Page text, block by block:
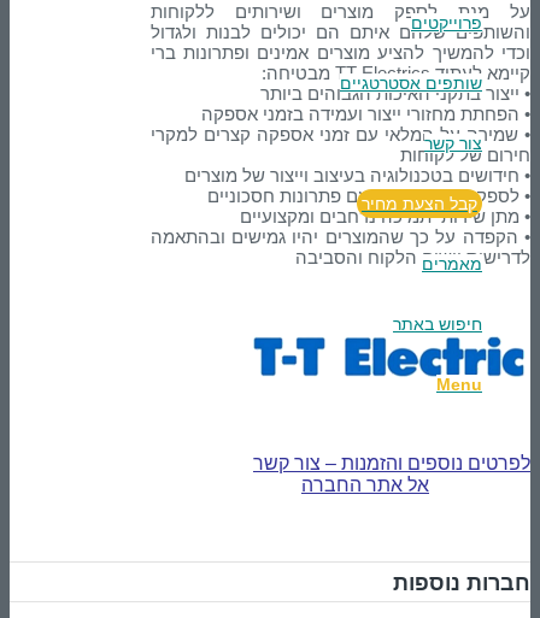
פרוייקטים
שותפים אסטרטגיים
צור קשר
קבל הצעת מחיר
מאמרים
חיפוש באתר
Menu
על מנת לספק מוצרים ושירותים ללקוחות
והשותפים שלהם איתם הם יכולים לבנות ולגדול
וכדי להמשיך להציע מוצרים אמינים ופתרונות ברי
קיימא לעתיד TT Electrics מבטיחה:
• ייצור בתקני האיכות הגבוהים ביותר
• הפחתת מחזורי ייצור ועמידה בזמני אספקה
• שמירה על המלאי עם זמני אספקה קצרים למקרי
חירום של לקוחות
• חידושים בטכנולוגיה בעיצוב וייצור של מוצרים
• לספק את התעשייה עם פתרונות חסכוניים
• מתן שירותי תמיכה נרחבים ומקצועיים
• הקפדה על כך שהמוצרים יהיו גמישים ובהתאמה
לדרישות יישום הלקוח והסביבה
לפרטים נוספים והזמנות – צור קשר
אל אתר החברה
חברות נוספות